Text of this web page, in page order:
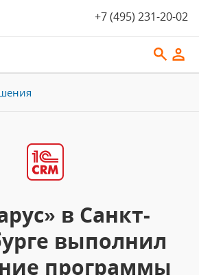
+7 (495) 231-20-02
в Санкт-
выполнил
программы